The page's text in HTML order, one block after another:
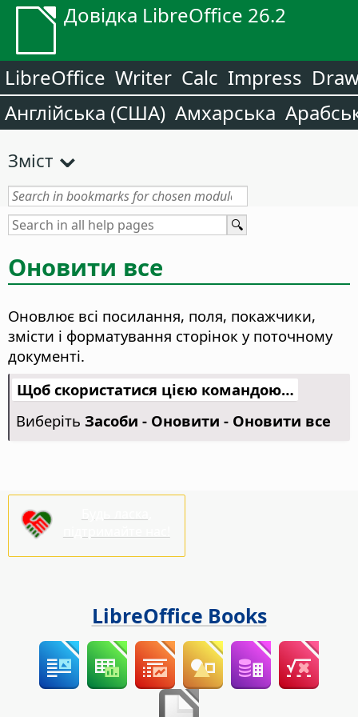
Довідка LibreOffice 26.2
LibreOffice Writer Calc Impress
Англійська (США) Амхарська
Зміст
Оновити все
Оновлює всі посилання, поля, покажчики,
змісти і форматування сторінок у поточному
документі.
Щоб скористатися цією командою…
Виберіть Засоби - Оновити - Оновити все
LibreOffice Books